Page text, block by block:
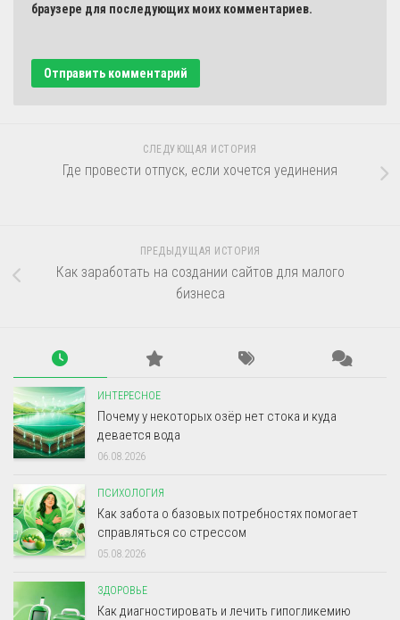
браузере для последующих моих комментариев.
СЛЕДУЮЩАЯ ИСТОРИЯ
Где провести отпуск, если хочется уединения
ПРЕДЫДУЩАЯ ИСТОРИЯ
Как заработать на создании сайтов для малого
бизнеса
ИНТЕРЕСНОЕ
Почему у некоторых озёр нет стока и куда
девается вода
06.08.2026
ПСИХОЛОГИЯ
Как забота о базовых потребностях помогает
справляться со стрессом
05.08.2026
ЗДОРОВЬЕ
Как диагностировать и лечить гипогликемию